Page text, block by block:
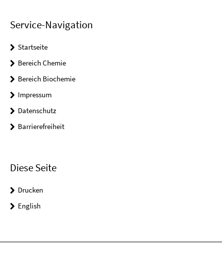
Service-Navigation
Startseite
Bereich Chemie
Bereich Biochemie
Impressum
Datenschutz
Barrierefreiheit
Diese Seite
Drucken
English